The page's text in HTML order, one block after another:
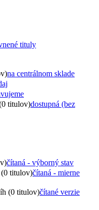
tituly
na centrálnom sklade
titulov)dostupná (bez
čítaná - výborný stav
(0 titulov)čítaná - mierne
(0 titulov)čítané verzie